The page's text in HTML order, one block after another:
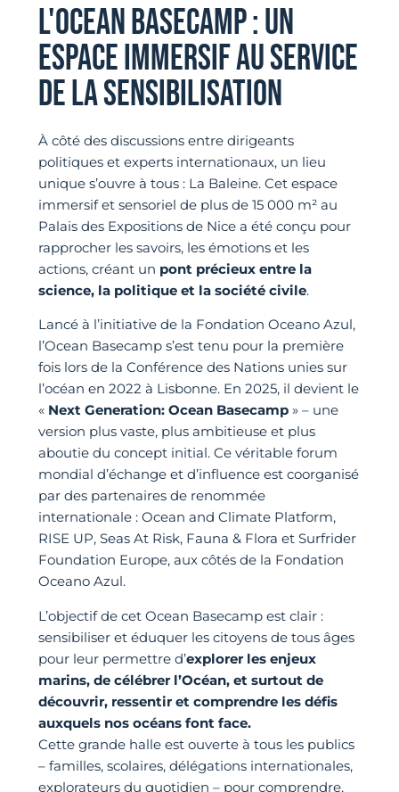
L'OCEAN BASECAMP : UN
ESPACE IMMERSIF AU SERVICE
DE LA SENSIBILISATION
À côté des discussions entre dirigeants
politiques et experts internationaux, un lieu
unique s’ouvre à tous : La Baleine. Cet espace
immersif et sensoriel de plus de 15 000 m² au
Palais des Expositions de Nice a été conçu pour
rapprocher les savoirs, les émotions et les
actions, créant un pont précieux entre la
science, la politique et la société civile.
Lancé à l’initiative de la Fondation Oceano Azul,
l’Ocean Basecamp s’est tenu pour la première
fois lors de la Conférence des Nations unies sur
l’océan en 2022 à Lisbonne. En 2025, il devient le
« Next Generation: Ocean Basecamp» – une
version plus vaste, plus ambitieuse et plus
aboutie du concept initial. Ce véritable forum
mondial d’échange et d’influence est coorganisé
par des partenaires de renommée
internationale : Ocean and Climate Platform,
RISE UP, Seas At Risk, Fauna & Flora et Surfrider
Foundation Europe, aux côtés de la Fondation
Oceano Azul.
L’objectif de cet Ocean Basecamp est clair :
sensibiliser et éduquer les citoyens de tous âges
pour leur permettre d’explorer les enjeux
marins, de célébrer l’Océan, et surtout de
découvrir, ressentir et comprendre les défis
auxquels nos océans font face.
Cette grande halle est ouverte à tous les publics
– familles, scolaires, délégations internationales,
explorateurs du quotidien – pour comprendre,